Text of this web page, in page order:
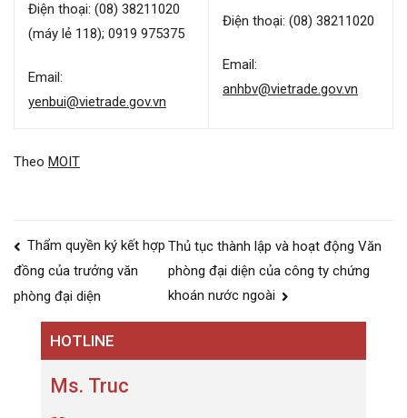
Điện thoại: (08) 38211020
(máy lẻ 118); 0919 975375
Email:
yenbui@vietrade.gov.vn
Điện thoại: (08) 38211020
Email:
anhbv@vietrade.gov.vn
Theo MOIT
Điều
hướng
bài
viết
Thẩm quyền ký kết hợp
đồng của trưởng văn
phòng đại diện
Thủ tục thành lập và hoạt động Văn
phòng đại diện của công ty chứng
khoán nước ngoài
HOTLINE
Ms. Truc